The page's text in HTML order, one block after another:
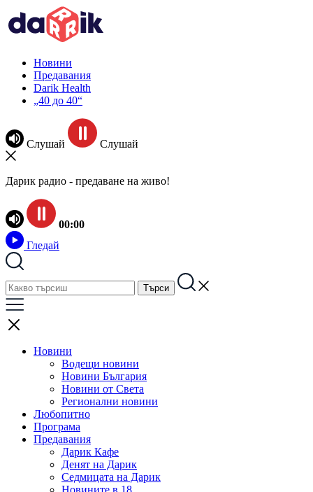
Новини
Предавания
Darik Health
„40 до 40“
Слушай Слушай
Дарик радио - предаване на живо!
00:00
Гледай
Новини
Водещи новини
Новини България
Новини от Света
Регионални новини
Любопитно
Програма
Предавания
Дарик Кафе
Денят на Дарик
Седмицата на Дарик
Новините в 18